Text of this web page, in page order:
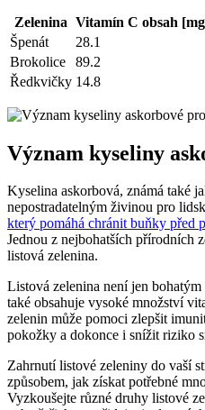
Zelenina Vitamín C obsah
Špenát
28.1
Brokolice
89.2
Ředkvičky 14.8
Význam kyseliny
Kyselina askorbová, známá také
nepostradatelným živinou pro
který pomáhá chránit buňky před
Jednou z nejbohatších přírodních
listová zelenina.
Listová zelenina není jen
také obsahuje vysoké množství
zelenin může pomoci zlepšit
pokožky a dokonce i snížit riziko
Zahrnutí listové zeleniny do vaší
způsobem, jak získat potřebné
Vyzkoušejte různé druhy listové